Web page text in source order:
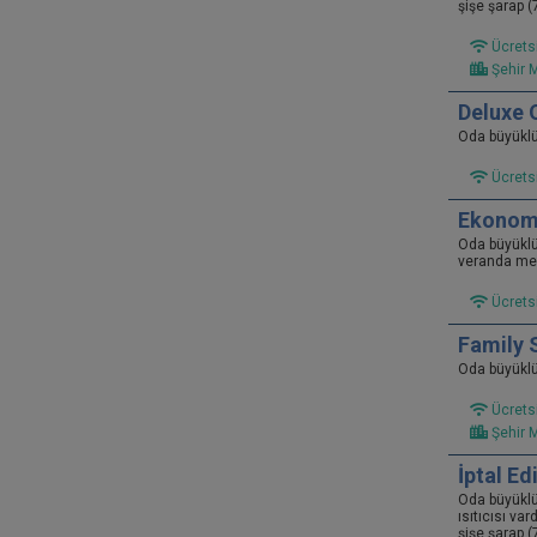
şişe şarap
Şehir
Deluxe
Oda
Oda
veranda
Family
Oda
Şehir
İptal
Oda
ısıtıcısı